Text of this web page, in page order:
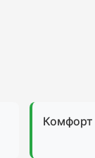
Комфорт